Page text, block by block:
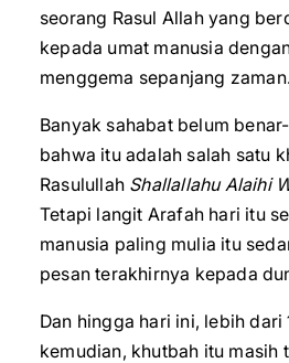
seorang Rasul Allah yang
kepada umat manusia
menggema sepanjang
Banyak sahabat belum
bahwa itu adalah salah satu
Rasulullah Shallallahu Alaihi
Tetapi langit Arafah hari itu
manusia paling mulia itu
pesan terakhirnya kepada
Dan hingga hari ini, lebih dari
kemudian, khutbah itu masih